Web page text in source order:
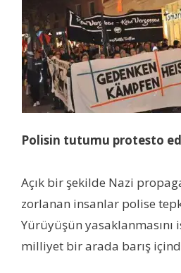
Polisin tutumu protesto
Açık bir şekilde Nazi
zorlanan insanlar polise
Yürüyüşün yasaklanmasını
milliyet bir arada barış